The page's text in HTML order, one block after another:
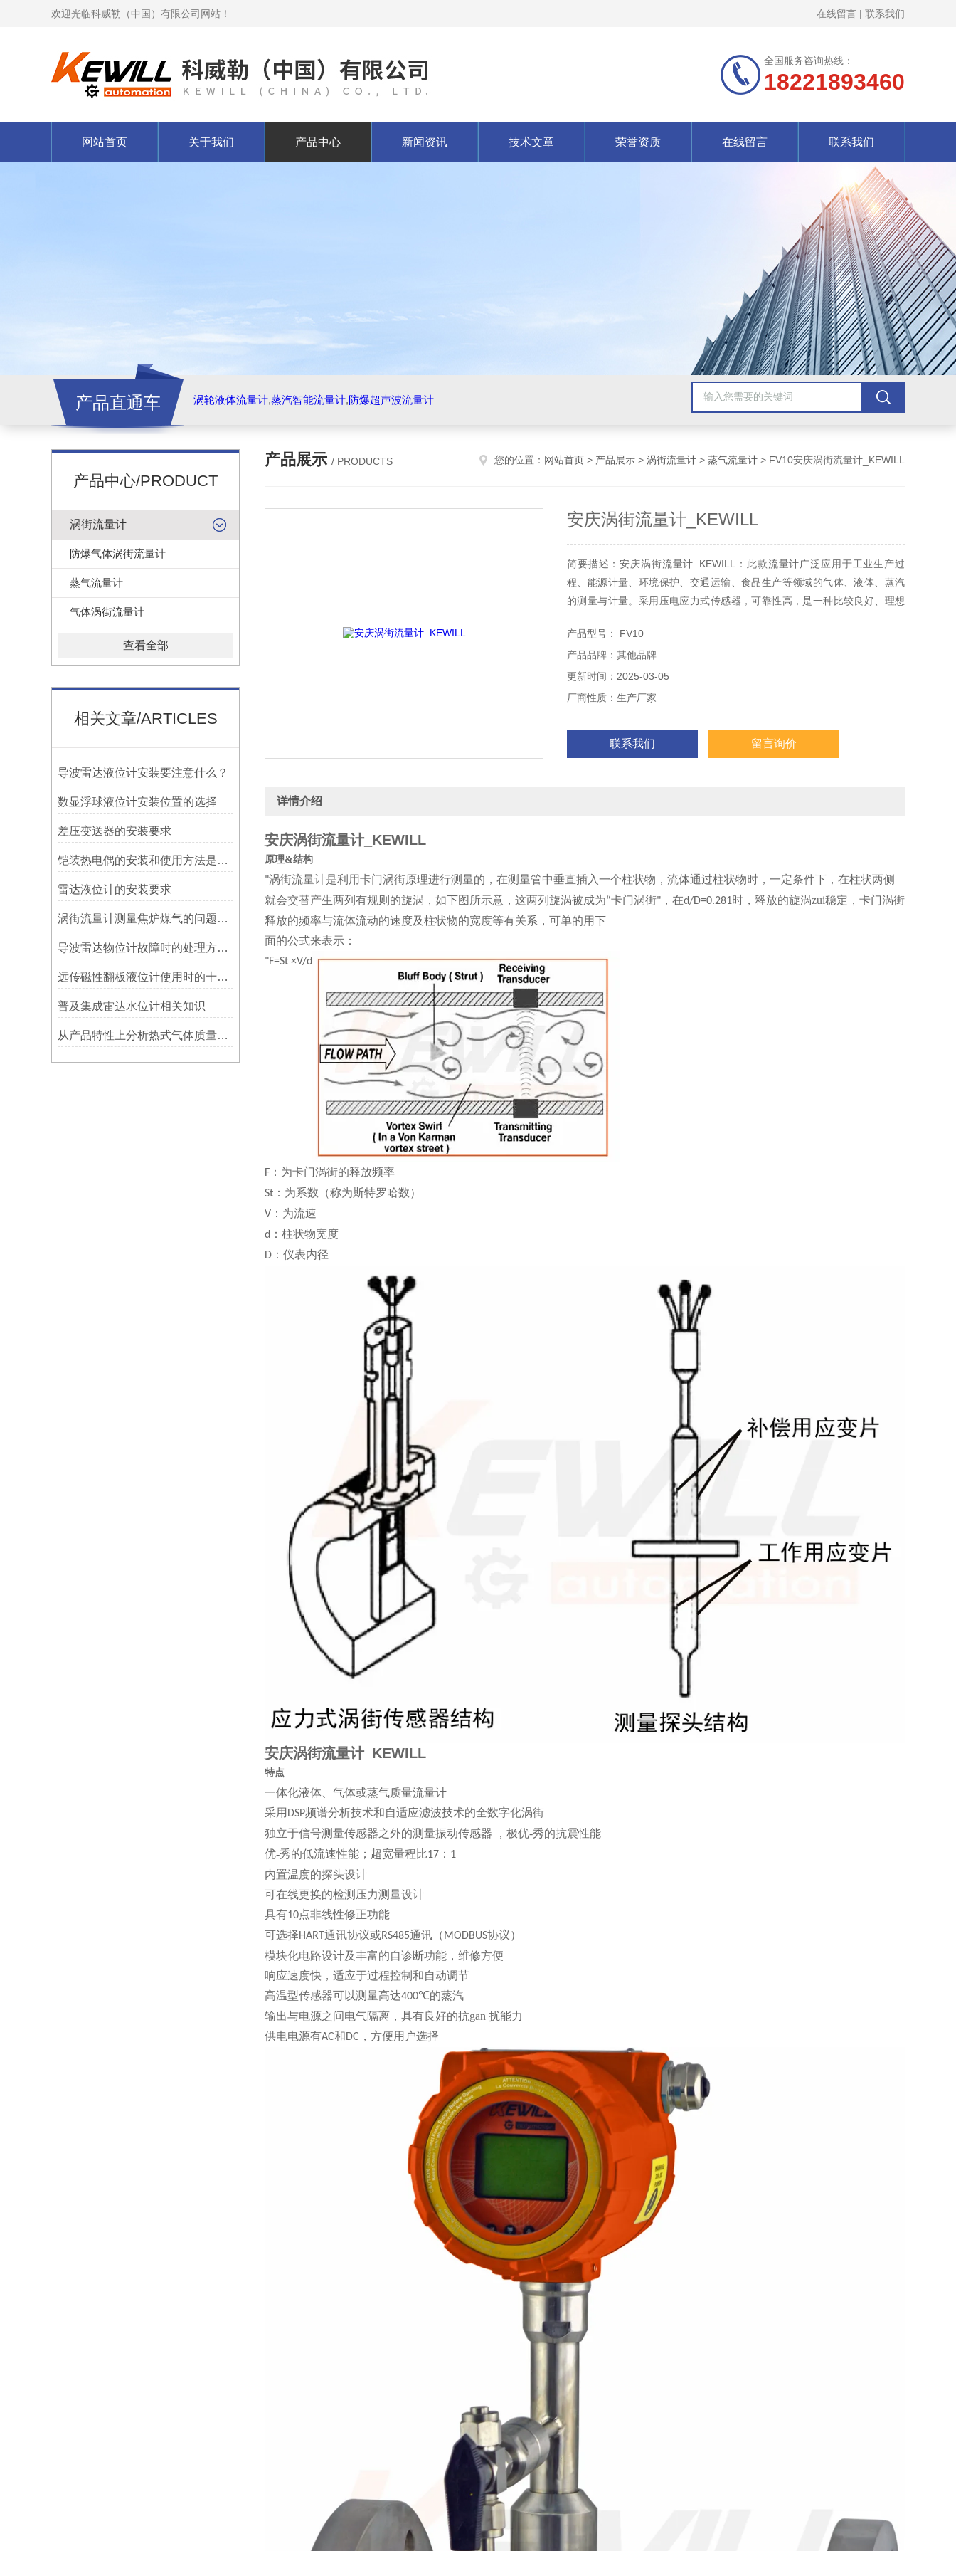
欢迎光临科威勒（中国）有限公司网站！ 在线留言 | 联系我们
全国服务咨询热线：
18221893460
网站首页 关于我们 产品中心 新闻资讯 技术文章 荣誉资质 在线留言 联系我们
产品直通车 涡轮液体流量计,蒸汽智能流量计,防爆超声波流量计
产品中心/PRODUCT
涡街流量计
防爆气体涡街流量计
蒸气流量计
气体涡街流量计
查看全部
相关文章/ARTICLES
导波雷达液位计安装要注意什么？
数显浮球液位计安装位置的选择
差压变送器的安装要求
铠装热电偶的安装和使用方法是什么
雷达液位计的安装要求
涡街流量计测量焦炉煤气的问题及解决方法
导波雷达物位计故障时的处理方法是什么
远传磁性翻板液位计使用时的十点建议
普及集成雷达水位计相关知识
从产品特性上分析热式气体质量流量计的优劣
产品展示 / PRODUCTS 您的位置： 网站首页 > 产品展示 > 涡街流量计 > 蒸气流量计 > FV10安庆涡街流量计_KEWILL
安庆涡街流量计_KEWILL
简要描述：安庆涡街流量计_KEWILL：此款流量计广泛应用于工业生产过
程、能源计量、环境保护、交通运输、食品生产等领域的气体、液体、蒸汽
的测量与计量。采用压电应力式传感器，可靠性高，是一种比较良好、理想
产品型号： FV10
产品品牌：其他品牌
更新时间：2025-03-05
厂商性质：生产厂家
联系我们 留言询价
详情介绍
安庆涡街流量计_KEWILL
原理&结构
"涡街流量计是利用卡门涡街原理进行测量的，在测量管中垂直插入一个柱状物，流体通过柱状物时，一定条件下，在柱状两侧
就会交替产生两列有规则的旋涡，如下图所示意，这两列旋涡被成为“卡门涡街" ，在d/D=0.281时，释放的旋涡zui稳定，卡门涡街
释放的频率与流体流动的速度及柱状物的宽度等有关系，可单的用下
面的公式来表示：
"F=St ×V/d
F ：为卡门涡街的释放频率
St ：为系数（称为斯特罗哈数）
V ：为流速
d ：柱状物宽度
D ：仪表内径
安庆涡街流量计_KEWILL
特点
一体化液体、气体或蒸气质量流量计
采用 DSP频谱分析技术和自适应滤波技术的全数字化涡街
独立于信号测量传感器之外的测量振动传感器
，极优-秀的抗震性能
优-秀的低流速性能；超宽量程比17 ： 1
内置温度的探头设计
可在线更换的检测压力测量设计
具有10点非线性修正功能
可选择HART 通讯协议或RS485通讯（ MODBUS协议）
模块化电路设计及丰富的自诊断功能，维修方便
响应速度快，适应于过程控制和自动调节
高温型传感器可以测量高达400℃的蒸汽
输出与电源之间电气隔离，具有良好的抗gan 扰能力
供电电源有AC和DC ，方便用户选择